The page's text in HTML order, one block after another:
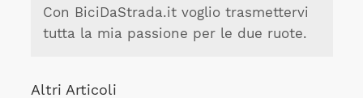
Con BiciDaStrada.it voglio trasmettervi
tutta la mia passione per le due ruote.
Altri Articoli